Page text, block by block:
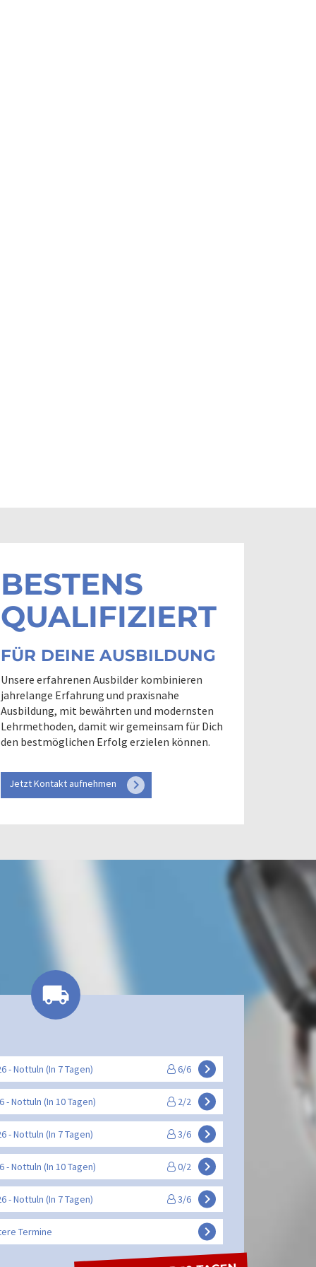
BESTENS
QUALIFIZIERT
FÜR DEINE AUSBILDUNG
Unsere erfahrenen Ausbilder kombinieren
jahrelange Erfahrung und praxisnahe
Ausbildung, mit bewährten und modernsten
Lehrmethoden, damit wir gemeinsam für Dich
den bestmöglichen Erfolg erzielen können.
Jetzt Kontakt aufnehmen keyboard_arrow_right
- Nottuln (In 7 Tagen) 6/6 keyboard_arrow_right
- Nottuln (In 10 Tagen) 2/2 keyboard_arrow_right
- Nottuln (In 7 Tagen) 3/6 keyboard_arrow_right
- Nottuln (In 10 Tagen) 0/2 keyboard_arrow_right
- Nottuln (In 7 Tagen) 3/6 keyboard_arrow_right
Termine keyboard_arrow_right